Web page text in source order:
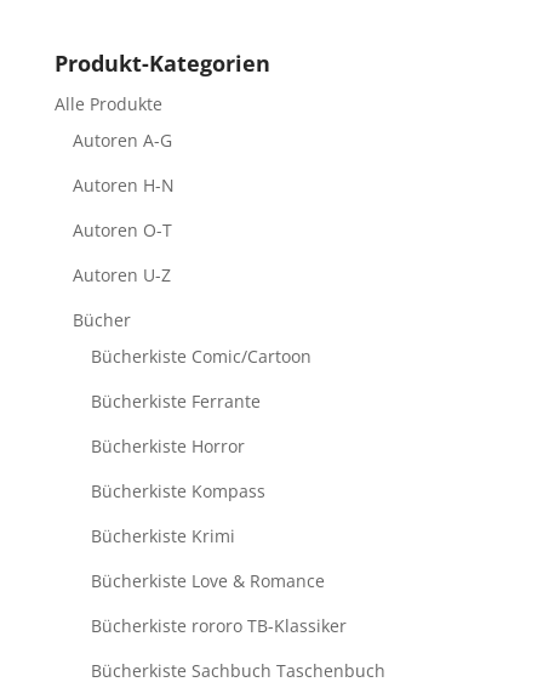
Produkt-Kategorien
Alle Produkte
Autoren A-G
Autoren H-N
Autoren O-T
Autoren U-Z
Bücher
Bücherkiste Comic/Cartoon
Bücherkiste Ferrante
Bücherkiste Horror
Bücherkiste Kompass
Bücherkiste Krimi
Bücherkiste Love & Romance
Bücherkiste rororo TB-Klassiker
Bücherkiste Sachbuch Taschenbuch